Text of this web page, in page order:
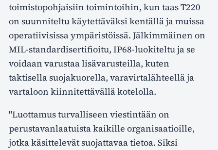
toimistopohjaisiin toimintoihin, kun taas T220
on suunniteltu käytettäväksi kentällä ja muissa
operatiivisissa ympäristöissä. Jälkimmäinen on
MIL-standardisertifioitu, IP68-luokiteltu ja se
voidaan varustaa lisävarusteilla, kuten
taktisella suojakuorella, varavirtalähteellä ja
vartaloon kiinnitettävällä kotelolla.
"Luottamus turvalliseen viestintään on
perustavanlaatuista kaikille organisaatioille,
jotka käsittelevät suojattavaa tietoa. Siksi